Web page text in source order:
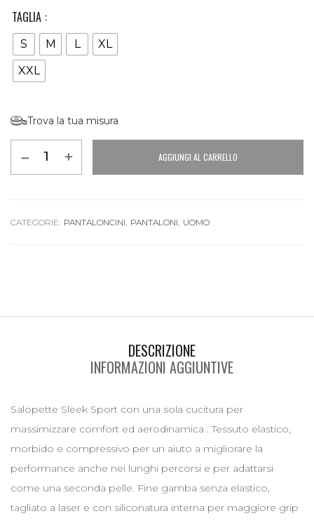
TAGLIA
S M L
XL
XXL
Trova la tua misura
AGGIUNGI AL CARRELLO
CATEGORIE: PANTALONCINI, PANTALONI, UOMO
DESCRIZIONE
INFORMAZIONI AGGIUNTIVE
Salopette Sleek Sport con una sola cucitura per
massimizzare comfort ed aerodinamica . Tessuto elastico,
morbido e compressivo per un aiuto a migliorare la
performance anche nei lunghi percorsi e per adattarsi
come una seconda pelle. Fine gamba senza elastico,
tagliato a laser e con siliconatura interna per maggiore grip